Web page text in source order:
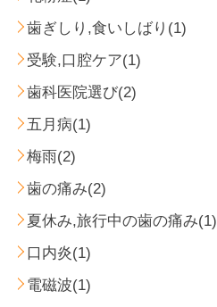
歯ぎしり,食いしばり(1)
受験,口腔ケア(1)
歯科医院選び(2)
五月病(1)
梅雨(2)
歯の痛み(2)
夏休み,旅行中の歯の痛み(1)
口内炎(1)
電磁波(1)